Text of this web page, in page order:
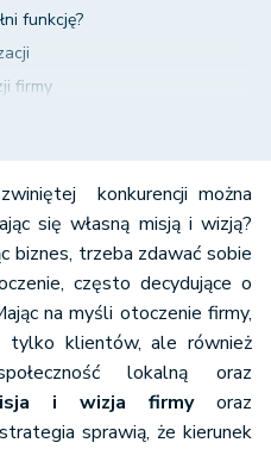
funkcję?
firmy
konkurencji można
się własną misją i wizją?
biznes, trzeba zdawać sobie
często decydujące o
na myśli otoczenie firmy,
tylko klientów, ale również
lokalną oraz
i wizja firmyoraz
sprawią, że kierunek